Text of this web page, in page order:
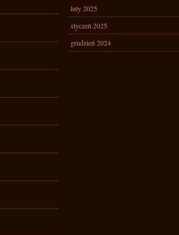
luty 2025
styczeń 2025
grudzień 2024